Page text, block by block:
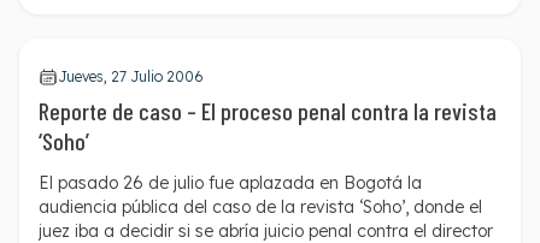
Jueves, 27 Julio 2006
Reporte de caso – El proceso penal contra la revista
‘Soho’
El pasado 26 de julio fue aplazada en Bogotá la
audiencia pública del caso de la revista ‘Soho’, donde el
juez iba a decidir si se abría juicio penal contra el director